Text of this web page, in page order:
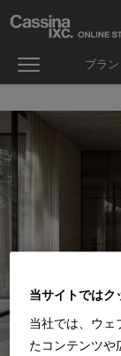
ブラン
当サイトではク
当社では、ウェ
たコンテンツや